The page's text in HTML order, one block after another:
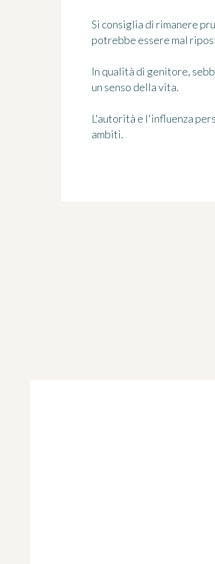
Si consiglia di rimanere
potrebbe essere mal
In qualità di genitore,
un senso della vita.
L'autorità e l'influenza
ambiti.